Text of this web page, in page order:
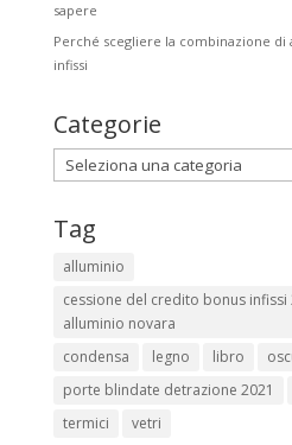
sapere
Perché scegliere la combinazione
infissi
Categorie
Categorie
Tag
alluminio
cessione del credito bonus
alluminio novara
condensa
legno libro
porte blindate detrazione 2021
termici
vetri